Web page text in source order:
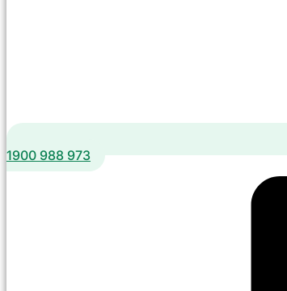
1900 988 973